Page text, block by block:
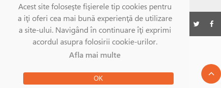
Acest site foloseşte fişierele tip cookies pentru
a iţi oferi cea mai bună experienţă de utilizare
a site-ului. Navigând în continuare îţi exprimi
acordul asupra folosirii cookie-urilor.
Afla mai multe
OK
©Gatesc.ro 2026